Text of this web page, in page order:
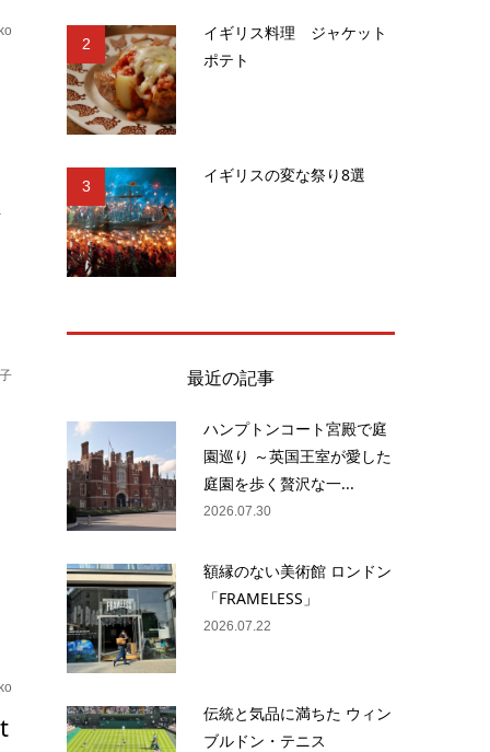
2
イギリス料理 ジャケット
ポテト
3
イギリスの変な祭り8選
最近の記事
ハンプトンコート宮殿で庭
園巡り ～英国王室が愛した
庭園を歩く贅沢な一...
2026.07.30
額縁のない美術館 ロンドン
「FRAMELESS」
2026.07.22
伝統と気品に満ちた ウィン
ブルドン・テニス